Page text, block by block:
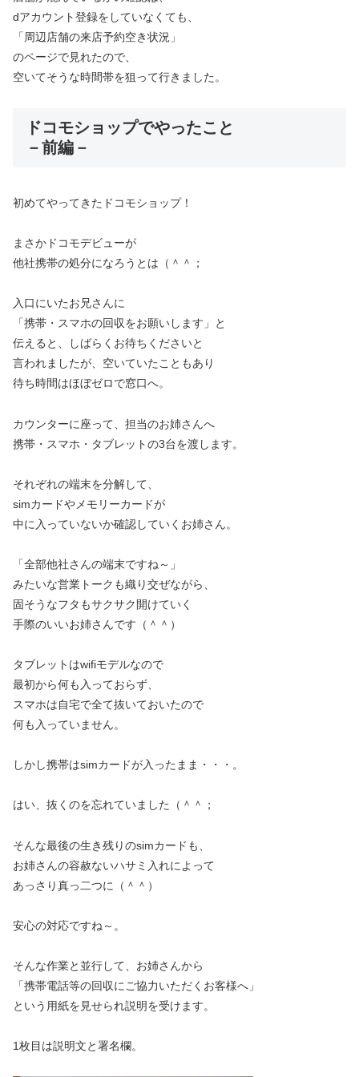
dアカウント登録をしていなくても、
「周辺店舗の来店予約空き状況」
のページで見れたので、
空いてそうな時間帯を狙って行きました。
ドコモショップでやったこと
－前編－
初めてやってきたドコモショップ！
まさかドコモデビューが
他社携帯の処分になろうとは（＾＾；
入口にいたお兄さんに
「携帯・スマホの回収をお願いします」と
伝えると、しばらくお待ちくださいと
言われましたが、空いていたこともあり
待ち時間はほぼゼロで窓口へ。
カウンターに座って、担当のお姉さんへ
携帯・スマホ・タブレットの3台を渡します。
それぞれの端末を分解して、
simカードやメモリーカードが
中に入っていないか確認していくお姉さん。
「全部他社さんの端末ですね～」
みたいな営業トークも織り交ぜながら、
固そうなフタもサクサク開けていく
手際のいいお姉さんです（＾＾）
タブレットはwifiモデルなので
最初から何も入っておらず、
スマホは自宅で全て抜いておいたので
何も入っていません。
しかし携帯はsimカードが入ったまま・・・。
はい、抜くのを忘れていました（＾＾；
そんな最後の生き残りのsimカードも、
お姉さんの容赦ないハサミ入れによって
あっさり真っ二つに（＾＾）
安心の対応ですね～。
そんな作業と並行して、お姉さんから
「携帯電話等の回収にご協力いただくお客様へ」
という用紙を見せられ説明を受けます。
1枚目は説明文と署名欄。